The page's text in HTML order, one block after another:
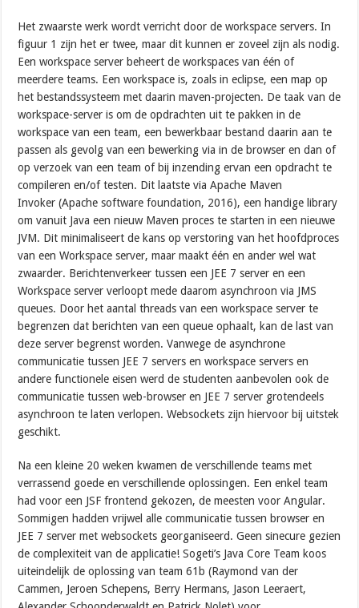
Het zwaarste werk wordt verricht door de workspace servers. In
figuur 1 zijn het er twee, maar dit kunnen er zoveel zijn als nodig.
Een workspace server beheert de workspaces van één of
meerdere teams. Een workspace is, zoals in eclipse, een map op
het bestandssysteem met daarin maven-projecten. De taak van de
workspace-server is om de opdrachten uit te pakken in de
workspace van een team, een bewerkbaar bestand daarin aan te
passen als gevolg van een bewerking via in de browser en dan of
op verzoek van een team of bij inzending ervan een opdracht te
compileren en/of testen. Dit laatste via Apache Maven
Invoker (Apache software foundation, 2016), een handige library
om vanuit Java een nieuw Maven proces te starten in een nieuwe
JVM. Dit minimaliseert de kans op verstoring van het hoofdproces
van een Workspace server, maar maakt één en ander wel wat
zwaarder. Berichtenverkeer tussen een JEE 7 server en een
Workspace server verloopt mede daarom asynchroon via JMS
queues. Door het aantal threads van een workspace server te
begrenzen dat berichten van een queue ophaalt, kan de last van
deze server begrenst worden. Vanwege de asynchrone
communicatie tussen JEE 7 servers en workspace servers en
andere functionele eisen werd de studenten aanbevolen ook de
communicatie tussen web-browser en JEE 7 server grotendeels
asynchroon te laten verlopen. Websockets zijn hiervoor bij uitstek
geschikt.
Na een kleine 20 weken kwamen de verschillende teams met
verrassend goede en verschillende oplossingen. Een enkel team
had voor een JSF frontend gekozen, de meesten voor Angular.
Sommigen hadden vrijwel alle communicatie tussen browser en
JEE 7 server met websockets georganiseerd. Geen sinecure gezien
de complexiteit van de applicatie! Sogeti’s Java Core Team koos
uiteindelijk de oplossing van team 61b (Raymond van der
Cammen, Jeroen Schepens, Berry Hermans, Jason Leeraert,